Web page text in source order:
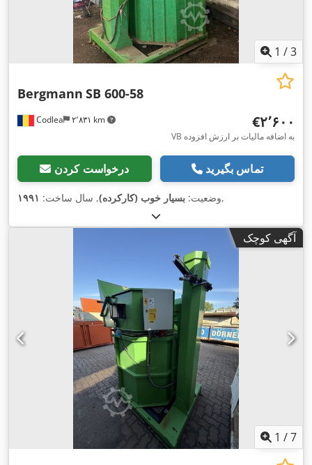
1 /3
Codlea ۲٬۸۳۱ km
Bergmann SB 600-58
‎€۲٬۶۰۰
VB به اضافه مالیات بر ارزش افزوده
درخواست کردن تماس بگیرید
وضعیت: بسیار خوب (کارکرده), سال ساخت: ۱۹۹۱ ,
آگهی کوچک
1 /7